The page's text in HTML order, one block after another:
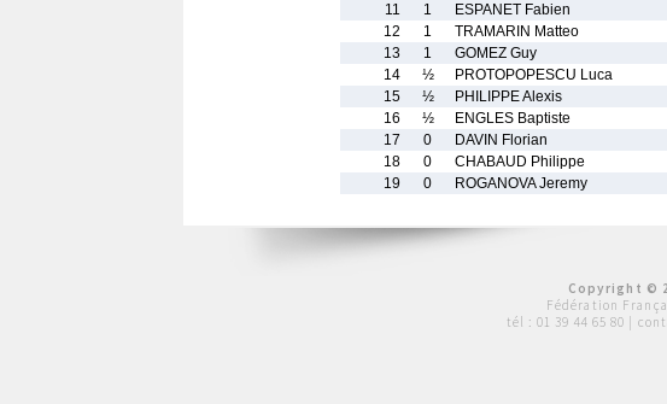
11
1 ESPANET Fabien
12
1 TRAMARIN Matteo
13
1 GOMEZ Guy
14
½ PROTOPOPESCU Luca
15
½ PHILIPPE Alexis
16
½ ENGLES Baptiste
17
0 DAVIN Florian
18
0 CHABAUD Philippe
19
0 ROGANOVA Jeremy
Copyright ©
Fédération
tél : 01 39 44 65 80 |